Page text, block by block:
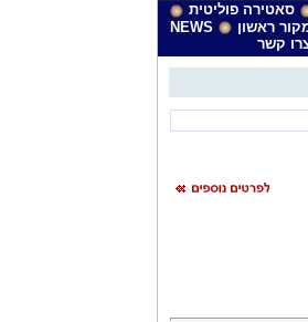
סאטירה פוליטית
ראשון
NEWS
קשר